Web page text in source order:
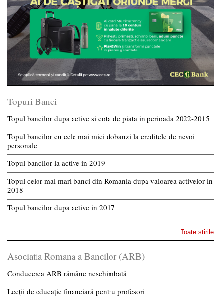
Topuri Banci
Topul bancilor dupa active si cota de piata in perioada 2022-2015
Topul bancilor cu cele mai mici dobanzi la creditele de nevoi
personale
Topul bancilor la active in 2019
Topul celor mai mari banci din Romania dupa valoarea activelor in
2018
Topul bancilor dupa active in 2017
Toate stirile
Asociatia Romana a Bancilor (ARB)
Conducerea ARB rămâne neschimbată
Lecții de educație financiară pentru profesori